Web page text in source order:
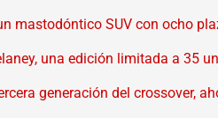
mastodóntico SUV con ocho
una edición limitada a 35
generación del crossover,